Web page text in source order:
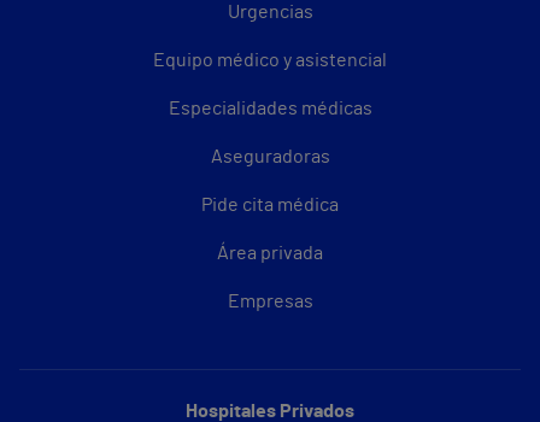
Urgencias
Equipo médico y asistencial
Especialidades médicas
Aseguradoras
Pide cita médica
Área privada
Empresas
Hospitales Privados